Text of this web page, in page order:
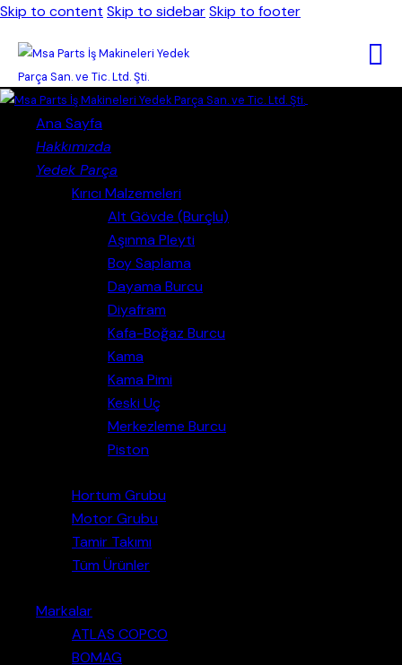
Skip to content Skip to sidebarSkip to footer
Ana Sayfa
Hakkımızda
Yedek Parça
Kırıcı Malzemeleri
Alt Gövde (Burçlu)
Aşınma Pleyti
Boy Saplama
Dayama Burcu
Diyafram
Kafa-Boğaz Burcu
Kama
Kama Pimi
Keski Uç
Merkezleme Burcu
Piston
Hortum Grubu
Motor Grubu
Tamir Takımı
Tüm Ürünler
Markalar
ATLAS COPCO
BOMAG